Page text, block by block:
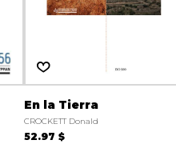
En la Tierra
CROCKETT Donald
52.97 $